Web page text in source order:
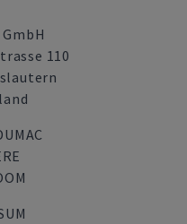
GmbH
110